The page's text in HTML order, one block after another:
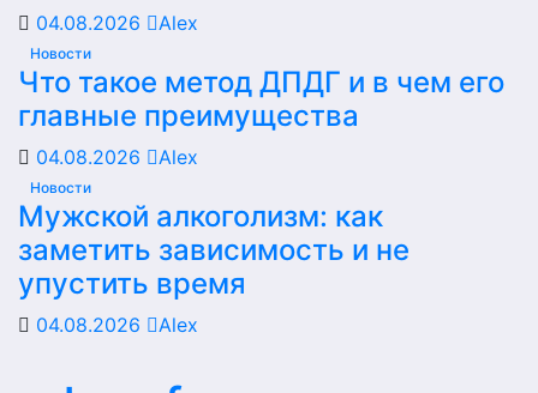
04.08.2026 Alex
Новости
Что такое метод ДПДГ и в чем его
главные преимущества
04.08.2026 Alex
Новости
Мужской алкоголизм: как
заметить зависимость и не
упустить время
04.08.2026 Alex